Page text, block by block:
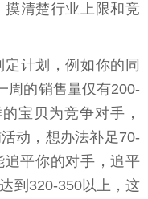
清楚行业上限和竞
计划，例如你的同
周的销售量仅有200-
宝贝为竞争对手，
动，想办法补足70-
平你的对手，追平
到320-350以上，这